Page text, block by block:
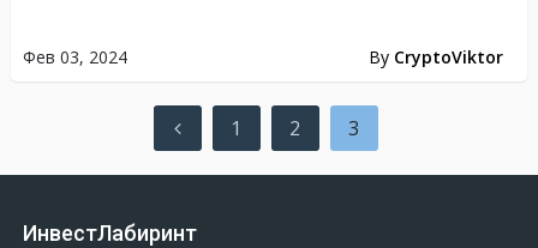
Фев 03, 2024 By CryptoViktor
Пагинация 1 2 3
ИнвестЛабиринт